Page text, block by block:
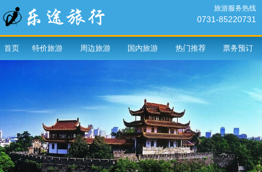
旅游服务热线
0731-85220731
首页 特价旅游 周边旅游 国内旅游 热门推荐 票务预订